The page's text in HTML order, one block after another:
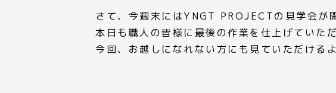
さて、今週末にはYNGT PROJECTの見学会が
本日も職人の皆様に最後の作業を仕上げていた
今回、お越しになれない方にも見ていただける